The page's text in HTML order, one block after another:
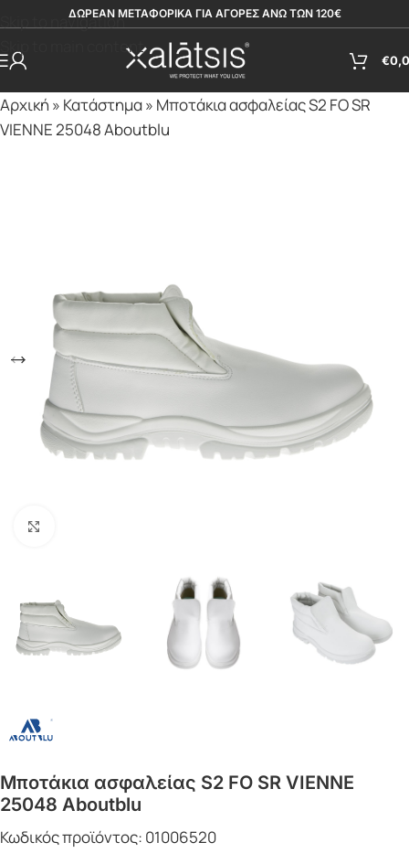
Skip to navigation
Skip to main content
ΔΩΡΕΑΝ ΜΕΤΑΦΟΡΙΚΑ ΓΙΑ ΑΓΟΡΕΣ ΑΝΩ ΤΩΝ 120€
€
Αρχική » Κατάστημα» Μποτάκια ασφαλείας S2 FO SR
VIENNE 25048 Aboutblu
Μποτάκια ασφαλείας S2 FO SR VIENNE
25048 Aboutblu
Κωδικός προϊόντος: 01006520